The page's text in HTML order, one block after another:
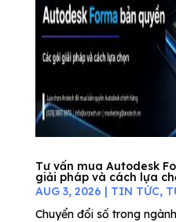
Tư vấn mua Autodesk
giải pháp và cách lựa
AUG 3, 2026 | TIN TỨC,
Chuyển đổi số trong